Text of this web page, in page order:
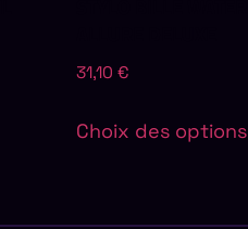
31,10€
Choix des options